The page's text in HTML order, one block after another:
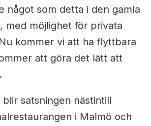
något som detta i den gamla
med möjlighet för privata
kommer vi att ha flyttbara
att göra det lätt att
satsningen nästintill
i Malmö och